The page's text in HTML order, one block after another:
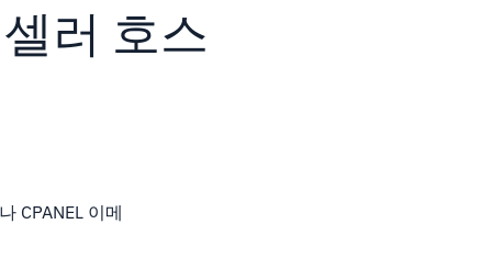
러 호스
CPANEL 이메